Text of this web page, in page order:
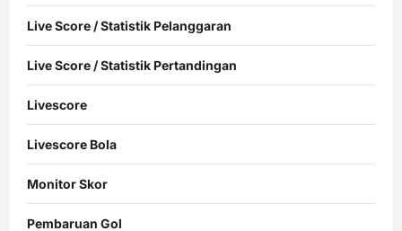
Live Score / Statistik Pelanggaran
Live Score / Statistik Pertandingan
Livescore
Livescore Bola
Monitor Skor
Pembaruan Gol